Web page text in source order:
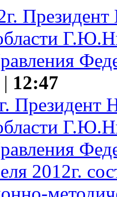
12:47
Президент